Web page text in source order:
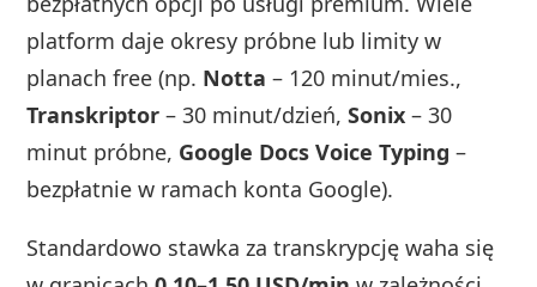
platform daje okresy próbne lub limity w
planach free (np. Notta – 120 minut/mies.,
Transkriptor – 30 minut/dzień,Sonix – 30
minut próbne, Google Docs Voice Typing –
bezpłatnie w ramach konta Google).
Standardowo stawka za transkrypcję waha się